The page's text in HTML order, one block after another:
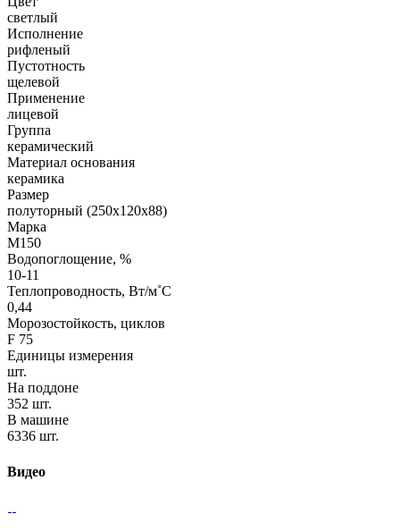
светлый
Исполнение
рифленый
Пустотность
щелевой
Применение
лицевой
Группа
керамический
Материал основания
керамика
Размер
полуторный (250х120х88)
Марка
М150
Водопоглощение, %
10-11
Теплопроводность, Вт/м˚С
0,44
Морозостойкость, циклов
F 75
Единицы измерения
шт.
На поддоне
352 шт.
В машине
6336 шт.
Видео